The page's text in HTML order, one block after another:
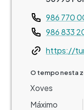
Teléfono
986 770
986 833
Webhttps://
O tempo nesta
Xoves
Máximo